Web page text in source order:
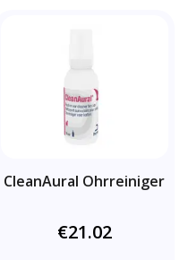
CleanAural Ohrreiniger
€21.02